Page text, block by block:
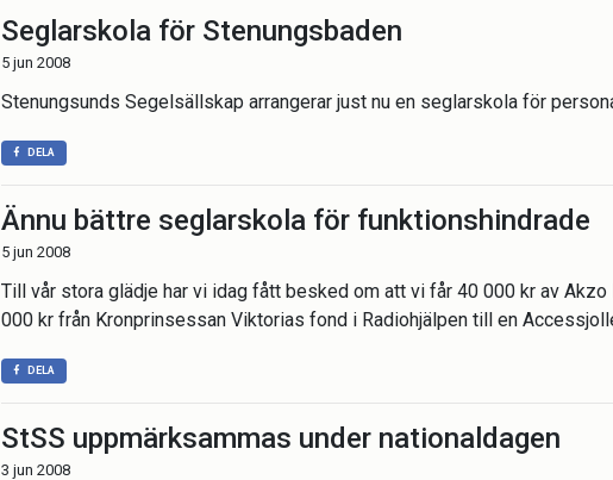
Seglarskola för Stenungsbaden
5 jun 2008
Stenungsunds Segelsällskap arrangerar just nu en seglarskola för
DELA
Ännu bättre seglarskola för funktionshindrade
5 jun 2008
Till vår stora glädje har vi idag fått besked om att vi får 40 000 kr av
000 kr från Kronprinsessan Viktorias fond i Radiohjälpen till en
DELA
StSS uppmärksammas under nationaldagen
3 jun 2008